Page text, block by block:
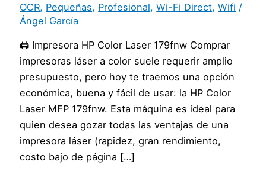
OCR, Pequeñas, Profesional,Wi-Fi Direct,Wifi /
Ángel García
🖨️ Impresora HP Color Laser 179fnw Comprar
impresoras láser a color suele requerir amplio
presupuesto, pero hoy te traemos una opción
económica, buena y fácil de usar: la HP Color
Laser MFP 179fnw. Esta máquina es ideal para
quien desea gozar todas las ventajas de una
impresora láser (rapidez, gran rendimiento,
costo bajo de página […]